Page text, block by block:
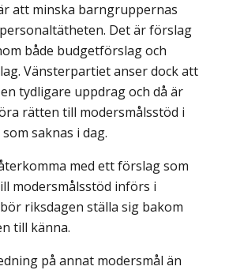
att minska barngruppernas
Det är förslag
både budgetförslag och
Vänsterpartiet anser dock att
tydligare uppdrag och då är
rätten till modersmålsstöd i
saknas i dag.
med ett förslag som
modersmålsstöd införs i
riksdagen ställa sig bakom
till känna.
på annat modersmål än